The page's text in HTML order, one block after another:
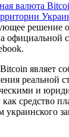
валюта
решение
являет
реальной
и
средство
украинского